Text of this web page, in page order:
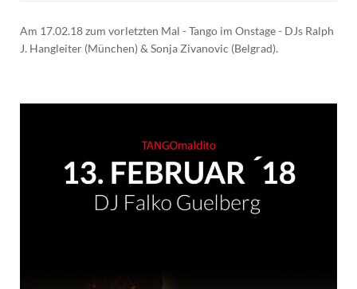
Am 17.02.18 zum vorletzten Mal - Tango im Onstage - DJs Ralph
J. Hangleiter (München) & Sonja Zivanovic (Belgrad).